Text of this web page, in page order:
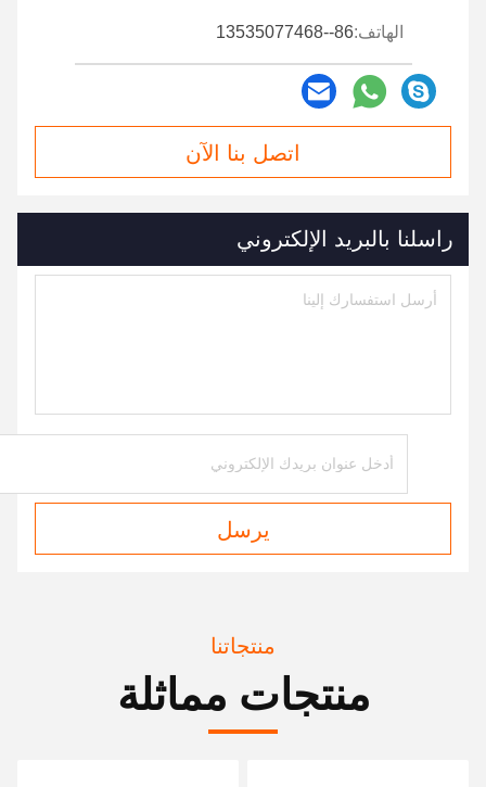
الهاتف:86--13535077468
اتصل بنا الآن
راسلنا بالبريد الإلكتروني
يرسل
منتجاتنا
منتجات مماثلة